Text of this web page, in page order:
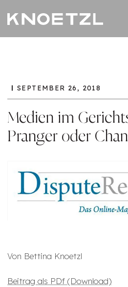
SEPTEMBER 26, 2018
Medien im
Pranger oder
Von Bettina Knoetzl
Beitrag als PDf (Download)